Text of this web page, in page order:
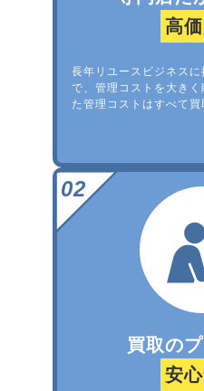
高
長年リユースビジネス
で、管理コストを大き
た管理コストはすべて買
買取の
安